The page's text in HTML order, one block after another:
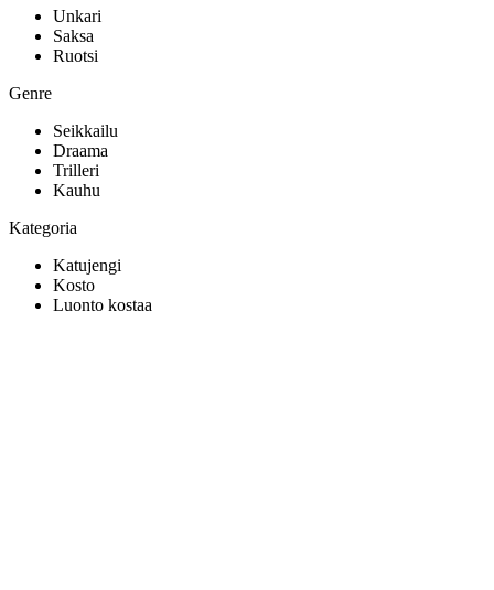
Unkari
Saksa
Ruotsi
Genre
Seikkailu
Draama
Trilleri
Kauhu
Kategoria
Katujengi
Kosto
Luonto kostaa